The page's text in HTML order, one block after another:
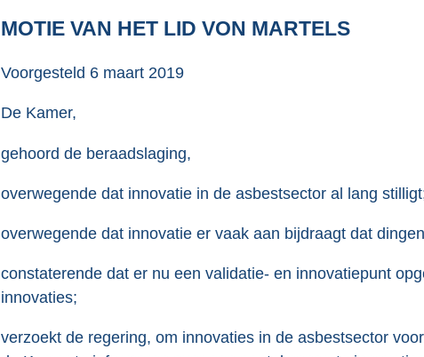
r
o
K
MOTIE VAN HET LID VON MARTELS
Voorgesteld 6 maart 2019
De Kamer,
gehoord de beraadslaging,
overwegende dat innovatie in de asbestsector al lang
overwegende dat innovatie er vaak aan bijdraagt dat
constaterende dat er nu een validatie- en innovatiepunt
innovaties;
verzoekt de regering, om innovaties in de asbestsector